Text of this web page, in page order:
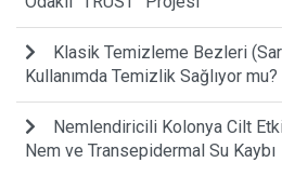
Klasik Temizleme Bezleri
Kullanımda Temizlik Sağlıyor mu?
Nemlendiricili Kolonya Cilt
Nem ve Transepidermal Su Kaybı